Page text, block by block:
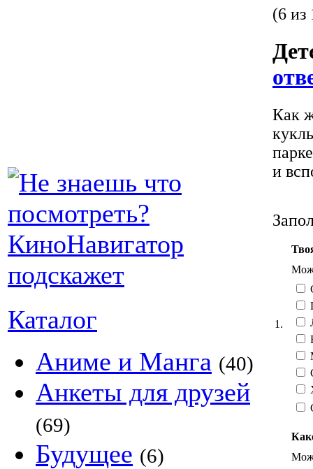
Каталог
Аниме и Манга (40)
Анкеты для друзей
(69)
Будущее (6)
(6 из
Как
и
1.